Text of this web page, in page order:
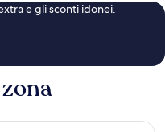
e gli sconti idonei.